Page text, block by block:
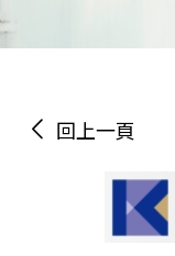
回上一頁